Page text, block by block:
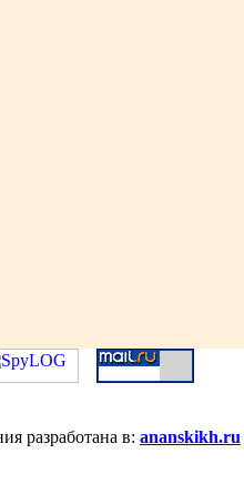
разработана в: ananskikh.ru